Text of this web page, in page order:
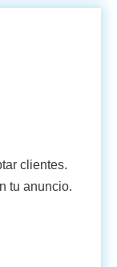
clientes.
tu anuncio.